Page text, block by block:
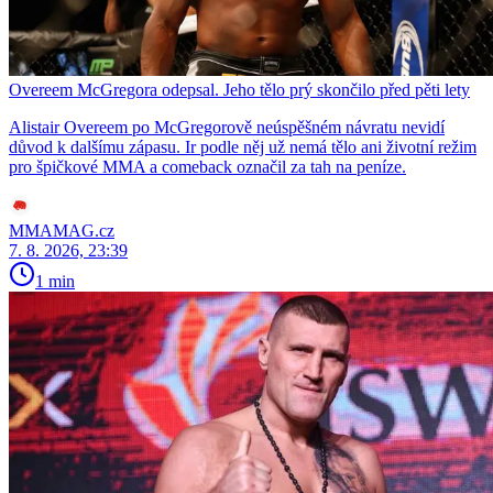
Overeem McGregora odepsal. Jeho tělo prý skončilo před pěti lety
Alistair Overeem po McGregorově neúspěšném návratu nevidí
důvod k dalšímu zápasu. Ir podle něj už nemá tělo ani životní režim
pro špičkové MMA a comeback označil za tah na peníze.
MMAMAG.cz
7. 8. 2026, 23:39
1 min